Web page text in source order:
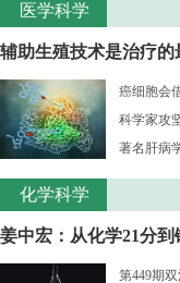
医学科学
辅助生殖技术是治疗的
癌细胞会
科学家攻
著名肝病
化学科学
姜中宏：从化学21分到
第449期